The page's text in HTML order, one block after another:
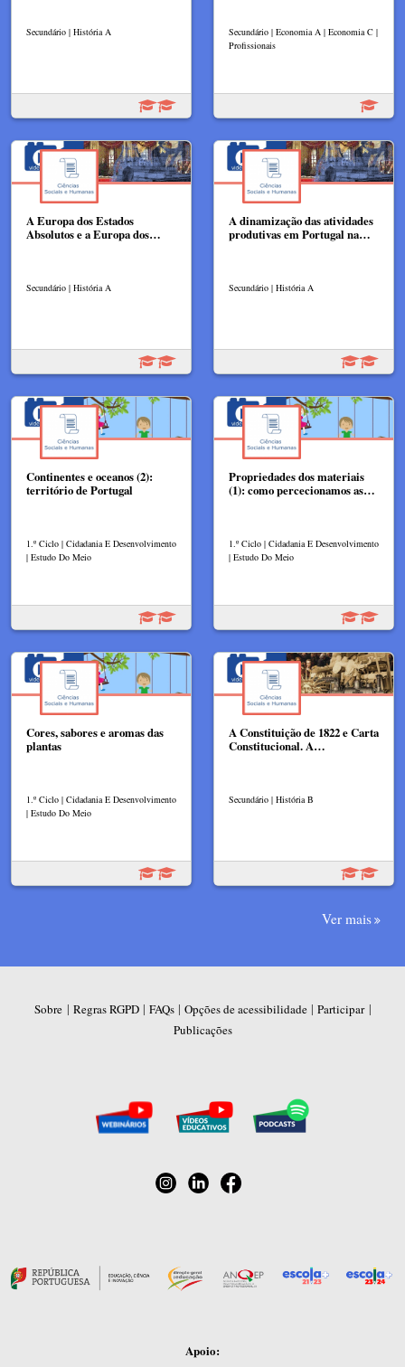
Secundário | História A
Secundário | Economia A | Economia C |
Profissionais
A Europa dos Estados
Absolutos e a Europa dos…
Secundário | História A
A dinamização das atividades
produtivas em Portugal na…
Secundário | História A
Continentes e oceanos (2):
território de Portugal
1.º Ciclo | Cidadania E Desenvolvimento
| Estudo Do Meio
Propriedades dos materiais
(1): como percecionamos as…
1.º Ciclo | Cidadania E Desenvolvimento
| Estudo Do Meio
Cores, sabores e aromas das
plantas
1.º Ciclo | Cidadania E Desenvolvimento
| Estudo Do Meio
A Constituição de 1822 e Carta
Constitucional. A…
Secundário | História B
Ver mais
Sobre | Regras RGPD| FAQs| Opções de acessibilidade| Participar|
Publicações
Apoio: